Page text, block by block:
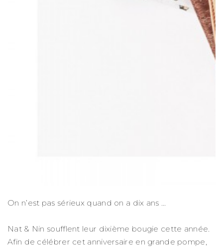
On n’est pas sérieux quand on a dix ans …
Nat & Nin soufflent leur dixième bougie cette année.
Afin de célébrer cet anniversaire en grande pompe,